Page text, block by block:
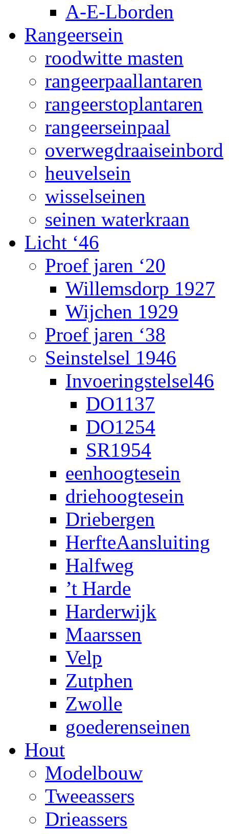
A-E-Lborden
Rangeersein
roodwitte masten
rangeerpaallantaren
rangeerstoplantaren
rangeerseinpaal
overwegdraaiseinbord
heuvelsein
wisselseinen
seinen waterkraan
Licht ‘46
Proef jaren ‘20
Willemsdorp 1927
Wijchen 1929
Proef jaren ‘38
Seinstelsel 1946
Invoeringstelsel46
DO1137
DO1254
SR1954
eenhoogtesein
driehoogtesein
Driebergen
HerfteAansluiting
Halfweg
’t Harde
Harderwijk
Maarssen
Velp
Zutphen
Zwolle
goederenseinen
Hout
Modelbouw
Tweeassers
Drieassers